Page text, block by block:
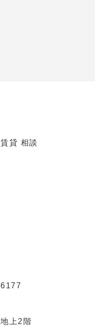
賃貸 相談
6177
地上2階